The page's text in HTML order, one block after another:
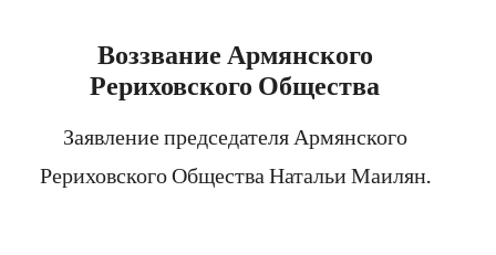
Воззвание Армянского
Рериховского Общества
Заявление председателя Армянского
Рериховского Общества Натальи Маилян.